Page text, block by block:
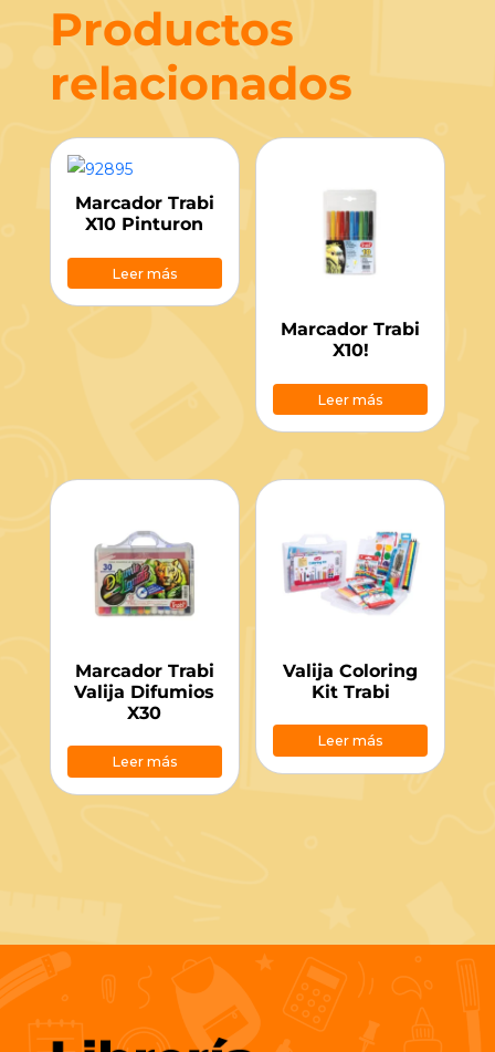
Productos
relacionados
Marcador Trabi
X10 Pinturon
Leer más
Marcador Trabi
X10!
Leer más
Marcador Trabi
Valija Difumios
X30
Leer más
Valija Coloring
Kit Trabi
Leer más